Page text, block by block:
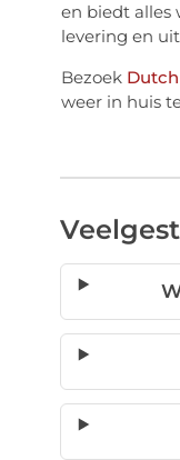
en biedt alles
levering en
Bezoek
weer in huis